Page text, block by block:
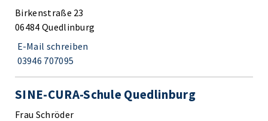
Birkenstraße 23
06484 Quedlinburg
E-Mail schreiben
03946 707095
SINE-CURA-Schule Quedlinburg
Frau Schröder